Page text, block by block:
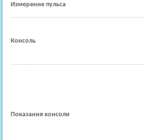
Измерение пульса
Консоль
Показания консоли